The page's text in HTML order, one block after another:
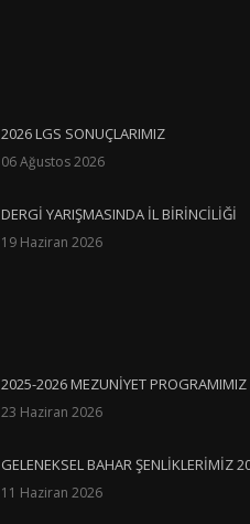
2026 LGS SONUÇLARIMIZ
06 Ağustos 2026
DERGİ YARIŞMASINDA İL BİRİNCİLİĞİ
19 Haziran 2026
2025-2026 MEZUNİYET PROGRAMIMIZ
23 Haziran 2026
GELENEKSEL BAHAR ŞENLİKLERİMİZ
11 Haziran 2026